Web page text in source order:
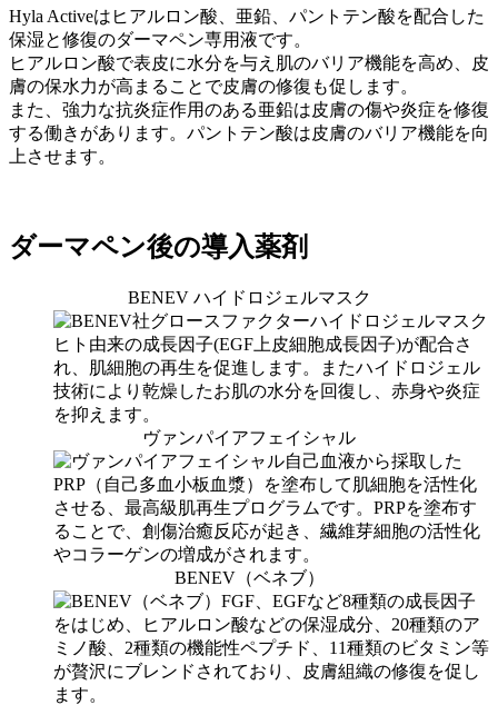
Hyla Activeはヒアルロン酸、亜鉛、パントテン酸を配合した
保湿と修復のダーマペン専用液です。
ヒアルロン酸で表皮に水分を与え肌のバリア機能を高め、皮
膚の保水力が高まることで皮膚の修復も促します。
また、強力な抗炎症作用のある亜鉛は皮膚の傷や炎症を修復
する働きがあります。パントテン酸は皮膚のバリア機能を向
上させます。
ダーマペン後の導入薬剤
BENEV ハイドロジェルマスク
ヒト由来の成長因子(EGF上皮細胞成長因子)が配合さ
れ、肌細胞の再生を促進します。またハイドロジェル
技術により乾燥したお肌の水分を回復し、赤身や炎症
を抑えます。
ヴァンパイアフェイシャル
自己血液から採取した
PRP（自己多血小板血漿）を塗布して肌細胞を活性化
させる、最高級肌再生プログラムです。PRPを塗布す
ることで、創傷治癒反応が起き、繊維芽細胞の活性化
やコラーゲンの増成がされます。
BENEV（ベネブ）
FGF、EGFなど8種類の成長因子
をはじめ、ヒアルロン酸などの保湿成分、20種類のア
ミノ酸、2種類の機能性ペプチド、11種類のビタミン等
が贅沢にブレンドされており、皮膚組織の修復を促し
ます。